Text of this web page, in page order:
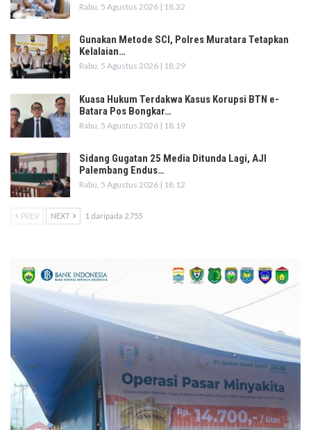
Rabu, 5 Agustus 2026 | 18.32
Gunakan Metode SCI, Polres Muratara Tetapkan
Kelalaian…
Rabu, 5 Agustus 2026 | 18.29
Kuasa Hukum Terdakwa Kasus Korupsi BTN e-
Batara Pos Bongkar…
Rabu, 5 Agustus 2026 | 18.19
Sidang Gugatan 25 Media Ditunda Lagi, AJI
Palembang Endus…
Rabu, 5 Agustus 2026 | 18.12
PREV NEXT 1 daripada 2.755